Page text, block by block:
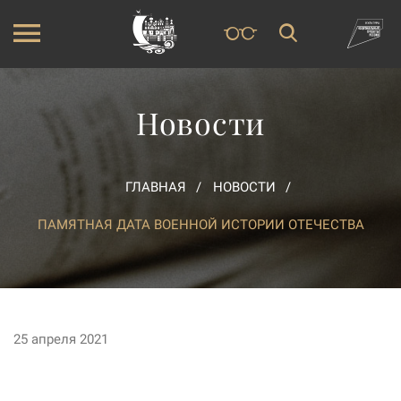
Новости
ГЛАВНАЯ НОВОСТИ
ПАМЯТНАЯ ДАТА ВОЕННОЙ ИСТОРИИ ОТЕЧЕСТВА
25 апреля 2021